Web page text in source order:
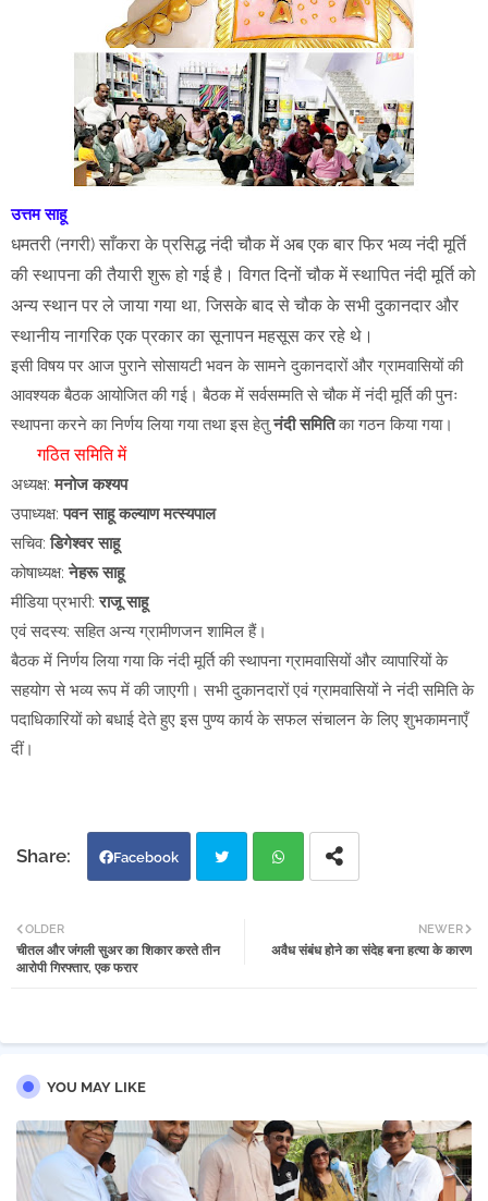
उत्तम साहू
धमतरी (नगरी) साँकरा के प्रसिद्ध नंदी चौक में अब एक बार फिर भव्य नंदी मूर्ति
की स्थापना की तैयारी शुरू हो गई है। विगत दिनों चौक में स्थापित नंदी मूर्ति को
अन्य स्थान पर ले जाया गया था, जिसके बाद से चौक के सभी दुकानदार और
स्थानीय नागरिक एक प्रकार का सूनापन महसूस कर रहे थे।
इसी विषय पर आज पुराने सोसायटी भवन के सामने दुकानदारों और ग्रामवासियों की
आवश्यक बैठक आयोजित की गई। बैठक में सर्वसम्मति से चौक में नंदी मूर्ति की पुनः
स्थापना करने का निर्णय लिया गया तथा इस हेतुनंदी समितिका गठन किया गया।
गठित समिति में
अध्यक्ष:मनोज कश्यप
उपाध्यक्ष:पवन साहू कल्याण मत्स्यपाल
सचिव:डिगेश्वर साहू
कोषाध्यक्ष:नेहरू साहू
मीडिया प्रभारी:राजू साहू
एवं सदस्य: सहित अन्य ग्रामीणजन शामिल हैं।
बैठक में निर्णय लिया गया कि नंदी मूर्ति की स्थापना ग्रामवासियों और व्यापारियों के
सहयोग से भव्य रूप में की जाएगी। सभी दुकानदारों एवं ग्रामवासियों ने नंदी समिति के
पदाधिकारियों को बधाई देते हुए इस पुण्य कार्य के सफल संचालन के लिए शुभकामनाएँ
दीं।
Facebook
tter atsa
NEWER
अवैध संबंध होने का संदेह बना हत्या के कारण
OLDER
चीतल और जंगली सुअर का शिकार करते तीन
आरोपी गिरफ्तार, एक फरार
YOU MAY LIKE